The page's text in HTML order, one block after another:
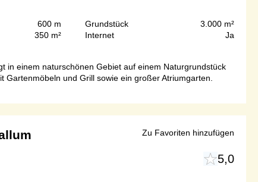
600 m
350 m²
Grundstück
3.000 m²
Internet
Ja
in einem naturschönen Gebiet auf einem Naturgrundstück
und Grill sowie ein großer Atriumgarten.
5,0
Zu Favoriten hinzufügen